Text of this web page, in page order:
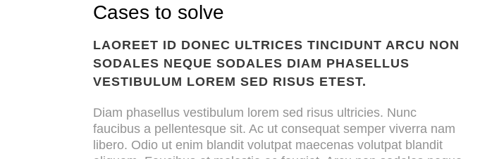
Cases to solve
LAOREET ID DONEC ULTRICES TINCIDUNT ARCU NON
SODALES NEQUE SODALES DIAM PHASELLUS
VESTIBULUM LOREM SED RISUS ETEST.
Diam phasellus vestibulum lorem sed risus ultricies. Nunc
faucibus a pellentesque sit. Ac ut consequat semper viverra nam
libero. Odio ut enim blandit volutpat maecenas volutpat blandit